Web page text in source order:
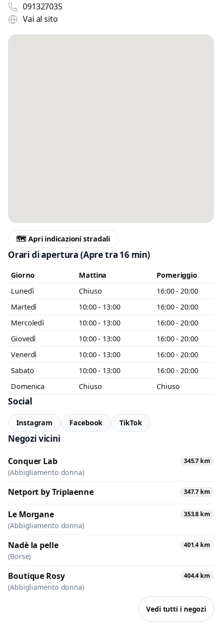
091327035
Vai al sito
🗺️ Apri indicazioni stradali
Orari di apertura(Apre tra 16 min)
Giorno Mattina
Pomeriggio
Lunedì
Chiuso
16:00 - 20:00
Martedì
10:00 - 13:00
16:00 - 20:00
Mercoledì
10:00 - 13:00
16:00 - 20:00
Giovedì
10:00 - 13:00
16:00 - 20:00
Venerdì
10:00 - 13:00
16:00 - 20:00
Sabato
10:00 - 13:00
16:00 - 20:00
Domenica
Chiuso Chiuso
Social
Instagram Facebook TikTok
Negozi vicini
Conquer Lab 345.7 km
(Abbigliamento donna)
Netport by Triplaenne 347.7 km
Le Morgane 353.8 km
(Abbigliamento donna)
Nadè la pelle 401.4 km
(Borse)
Boutique Rosy 404.4 km
(Abbigliamento donna)
Vedi tutti i negozi
Accetto l’informativa privacy
0 / 2000